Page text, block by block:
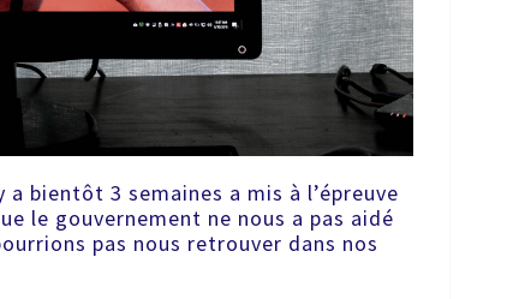
bientôt 3 semaines a mis à l’épreuve
le gouvernement ne nous a pas aidé
pas nous retrouver dans nos